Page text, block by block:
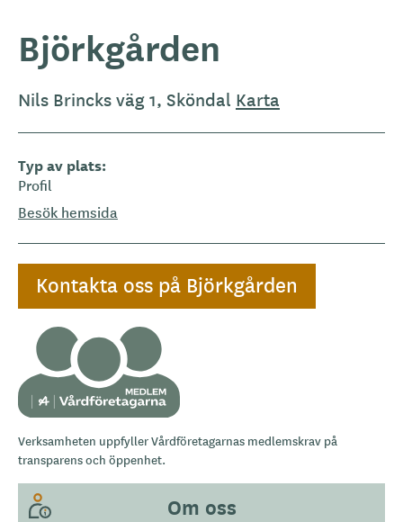
Björkgården
Nils Brincks väg 1, Sköndal Karta
Typ av plats
Profil
Besök hemsida
Kontakta oss på Björkgården
Verksamheten uppfyller Vårdföretagarnas medlemskrav på
transparens och öppenhet.
Om oss